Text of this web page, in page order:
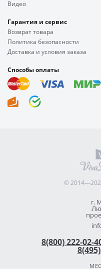
Видео
Гарантия и сервис
Возврат товара
Политика безопасности
Доставка и условия заказа
Способы оплаты
©
г.
8(800) 222-02-